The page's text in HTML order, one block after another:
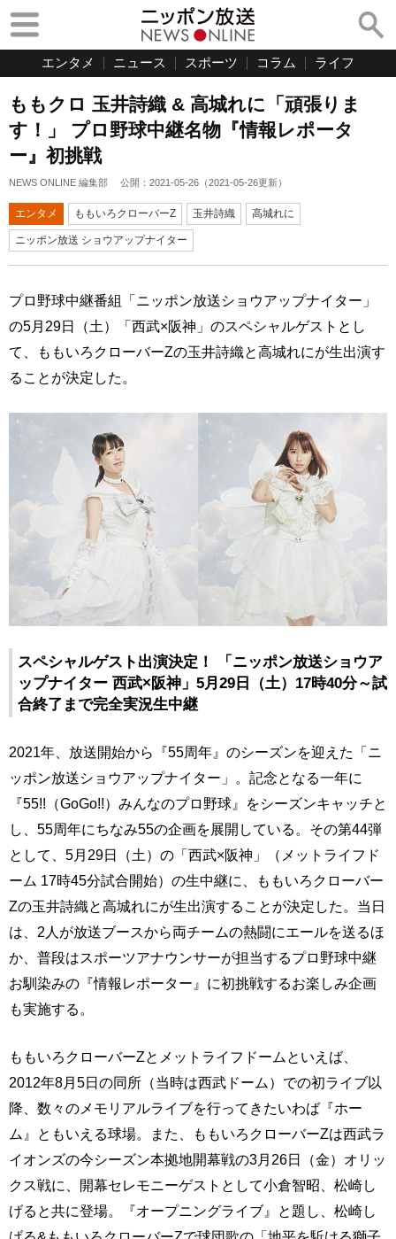
エンタメ ニュース スポーツ コラム ライフ
ももクロ 玉井詩織 & 高城れに「頑張りま
す！」 プロ野球中継名物『情報レポータ
ー』初挑戦
NEWS ONLINE 編集部 公開： 2021-05-26 （2021-05-26更新）
エンタメ ももいろクローバーZ 玉井詩織 高城れに
ニッポン放送 ショウアップナイター
プロ野球中継番組「ニッポン放送ショウアップナイター」
の5月29日（土）「西武×阪神」のスペシャルゲストとし
て、ももいろクローバーZの玉井詩織と高城れにが生出演す
ることが決定した。
スペシャルゲスト出演決定！ 「ニッポン放送ショウア
ップナイター 西武×阪神」5月29日（土）17時40分～試
合終了まで完全実況生中継
2021年、放送開始から『55周年』のシーズンを迎えた「ニ
ッポン放送ショウアップナイター」。記念となる一年に
『55!!（GoGo!!）みんなのプロ野球』をシーズンキャッチと
し、55周年にちなみ55の企画を展開している。その第44弾
として、5月29日（土）の「西武×阪神」（メットライフド
ーム 17時45分試合開始）の生中継に、ももいろクローバー
Zの玉井詩織と高城れにが生出演することが決定した。当日
は、2人が放送ブースから両チームの熱闘にエールを送るほ
か、普段はスポーツアナウンサーが担当するプロ野球中継
お馴染みの『情報レポーター』に初挑戦するお楽しみ企画
も実施する。
ももいろクローバーZとメットライフドームといえば、
2012年8月5日の同所（当時は西武ドーム）での初ライブ以
降、数々のメモリアルライブを行ってきたいわば『ホー
ム』ともいえる球場。また、ももいろクローバーZは西武ラ
イオンズの今シーズン本拠地開幕戦の3月26日（金）オリッ
クス戦に、開幕セレモニーゲストとして小倉智昭、松崎し
げると共に登場。『オープニングライブ』と題し、松崎し